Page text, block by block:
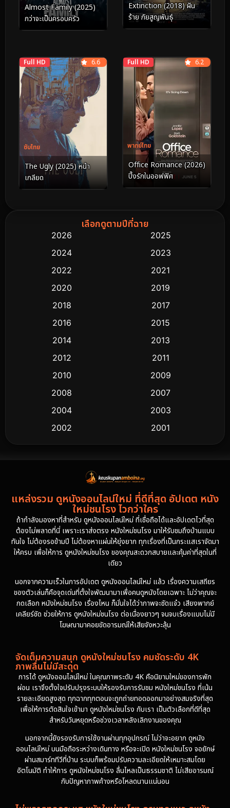
Almost Family (2025)
กว่าจะเป็นครอบครัว
Extinction (2018) ฝัน
ร้าย ภัยสูญพันธุ์
Full HD
ซับไทย
6.6
The Ugly (2025) หน้า
เกลียด
Full HD
พากย์ไทย
6.2
Office Romance (2026)
ปิ๊งรักในออฟฟิศ
เลือกดูตามปีที่ฉาย
2026
2025
2024
2023
2022
2021
2020
2019
2018
2017
2016
2015
2014
2013
2012
2011
2010
2009
2008
2007
2004
2003
2002
2001
2000
1997
1986
1985
1981
1978
1974
แหล่งรวม ดูหนังออนไลน์ใหม่ ที่ดีที่สุด อัปเดต หนัง
ใหม่ชนโรง ไวกว่าใคร
ถ้ากำลังมองหาที่สำหรับ ดูหนังออนไลน์ใหม่ ที่เชื่อถือได้และอัปเดตไวที่สุด
ต้องไม่พลาดที่นี่ เพราะเราส่งตรง หนังใหม่ชนโรง มาให้รับชมถึงบ้านแบบ
ทันใจ ไม่ต้องรอข้ามปี ไม่ต้องหาแผ่นให้ยุ่งยาก ทุกเรื่องที่เป็นกระแสเราจัดมา
ให้ครบ เพื่อให้การ ดูหนังใหม่ชนโรง ของคุณสะดวกสบายและคุ้มค่าที่สุดในที่
เดียว
นอกจากความเร็วในการอัปเดต ดูหนังออนไลน์ใหม่ แล้ว เรื่องความเสถียร
ของตัวเล่นก็คือจุดเด่นที่ตั้งใจพัฒนามาเพื่อคนดูหนังโดยเฉพาะ ไม่ว่าคุณจะ
กดเลือก หนังใหม่ชนโรง เรื่องไหน ก็มั่นใจได้ว่าภาพจะชัดแจ๋ว เสียงพากย์
เคลียร์ชัด ช่วยให้การ ดูหนังใหม่ชนโรง ต่อเนื่องยาวๆ จนจบเรื่องแบบไม่มี
โฆษณามาคอยขัดอารมณ์ให้เสียจังหวะลุ้น
จัดเต็มความสนุก ดูหนังใหม่ชนโรง คมชัดระดับ 4K
ภาพลื่นไม่มีสะดุด
การได้ ดูหนังออนไลน์ใหม่ ในคุณภาพระดับ 4K คือนิยามใหม่ของการพัก
ผ่อน เราจึงตั้งใจปรับปรุงระบบให้รองรับการรับชม หนังใหม่ชนโรง ที่เน้น
รายละเอียดสูงสุด ทุกฉากทุกตอนจะถูกถ่ายทอดออกมาอย่างสมจริงที่สุด
เพื่อให้การตัดสินใจเข้ามา ดูหนังใหม่ชนโรง กับเรา เป็นตัวเลือกที่ดีที่สุด
สำหรับวันหยุดหรือช่วงเวลาหลังเลิกงานของคุณ
นอกจากนี้ยังรองรับการใช้งานผ่านทุกอุปกรณ์ ไม่ว่าจะอยาก ดูหนัง
ออนไลน์ใหม่ บนมือถือระหว่างเดินทาง หรือจะเปิด หนังใหม่ชนโรง จอยักษ์
ผ่านสมาร์ททีวีที่บ้าน ระบบก็พร้อมปรับความละเอียดให้เหมาะสมโดย
อัตโนมัติ ทำให้การ ดูหนังใหม่ชนโรง ลื่นไหลเป็นธรรมชาติ ไม่เสียอารมณ์
กับปัญหาภาพค้างหรือโหลดนานแน่นอน